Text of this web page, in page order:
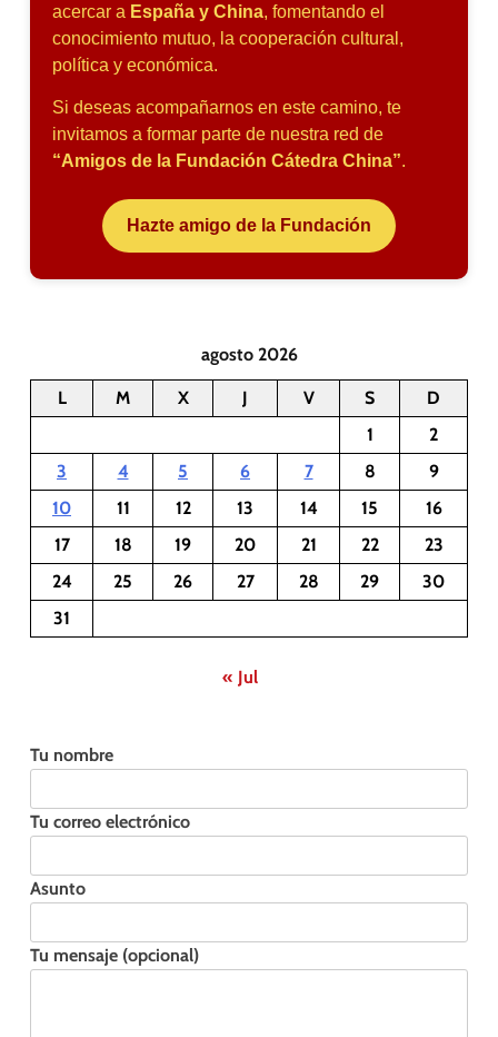
acercar a España y China, fomentando el
conocimiento mutuo, la cooperación cultural,
política y económica.
Si deseas acompañarnos en este camino, te
invitamos a formar parte de nuestra red de
“Amigos de la Fundación Cátedra China”.
Hazte amigo de la Fundación
agosto 2026
L M X J V S
D
1
2
3
4 5 6 7 8
9
10
11 12 13 14 15
16
17
18 19 20 21 22
23
24
25 26 27 28 29
30
31
« Jul
Tu nombre
Tu correo electrónico
Asunto
Tu mensaje (opcional)